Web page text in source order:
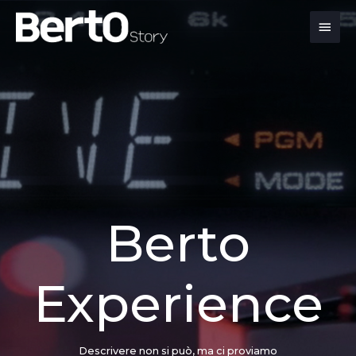
contenuto
navigazione
contenuto
Berto
Experience
Descrivere non si può, ma ci proviamo